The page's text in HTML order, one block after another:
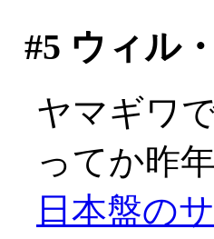
#5 ウィル
ヤマギワ
ってか昨
日本盤の